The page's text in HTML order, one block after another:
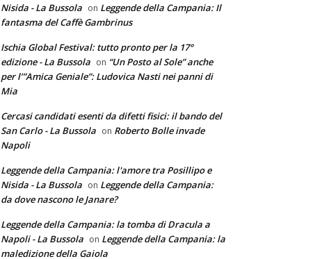
Nisida - La Bussola on Leggende della Campania: Il
fantasma del Caffè Gambrinus
Ischia Global Festival: tutto pronto per la 17°
edizione - La Bussola on “Un Posto al Sole” anche
per l’”Amica Geniale”: Ludovica Nasti nei panni di
Mia
Cercasi candidati esenti da difetti fisici: il bando del
San Carlo - La Bussola on Roberto Bolle invade
Napoli
Leggende della Campania: l'amore tra Posillipo e
Nisida - La Bussola on Leggende della Campania:
da dove nascono le Janare?
Leggende della Campania: la tomba di Dracula a
Napoli - La Bussola on Leggende della Campania: la
maledizione della Gaiola